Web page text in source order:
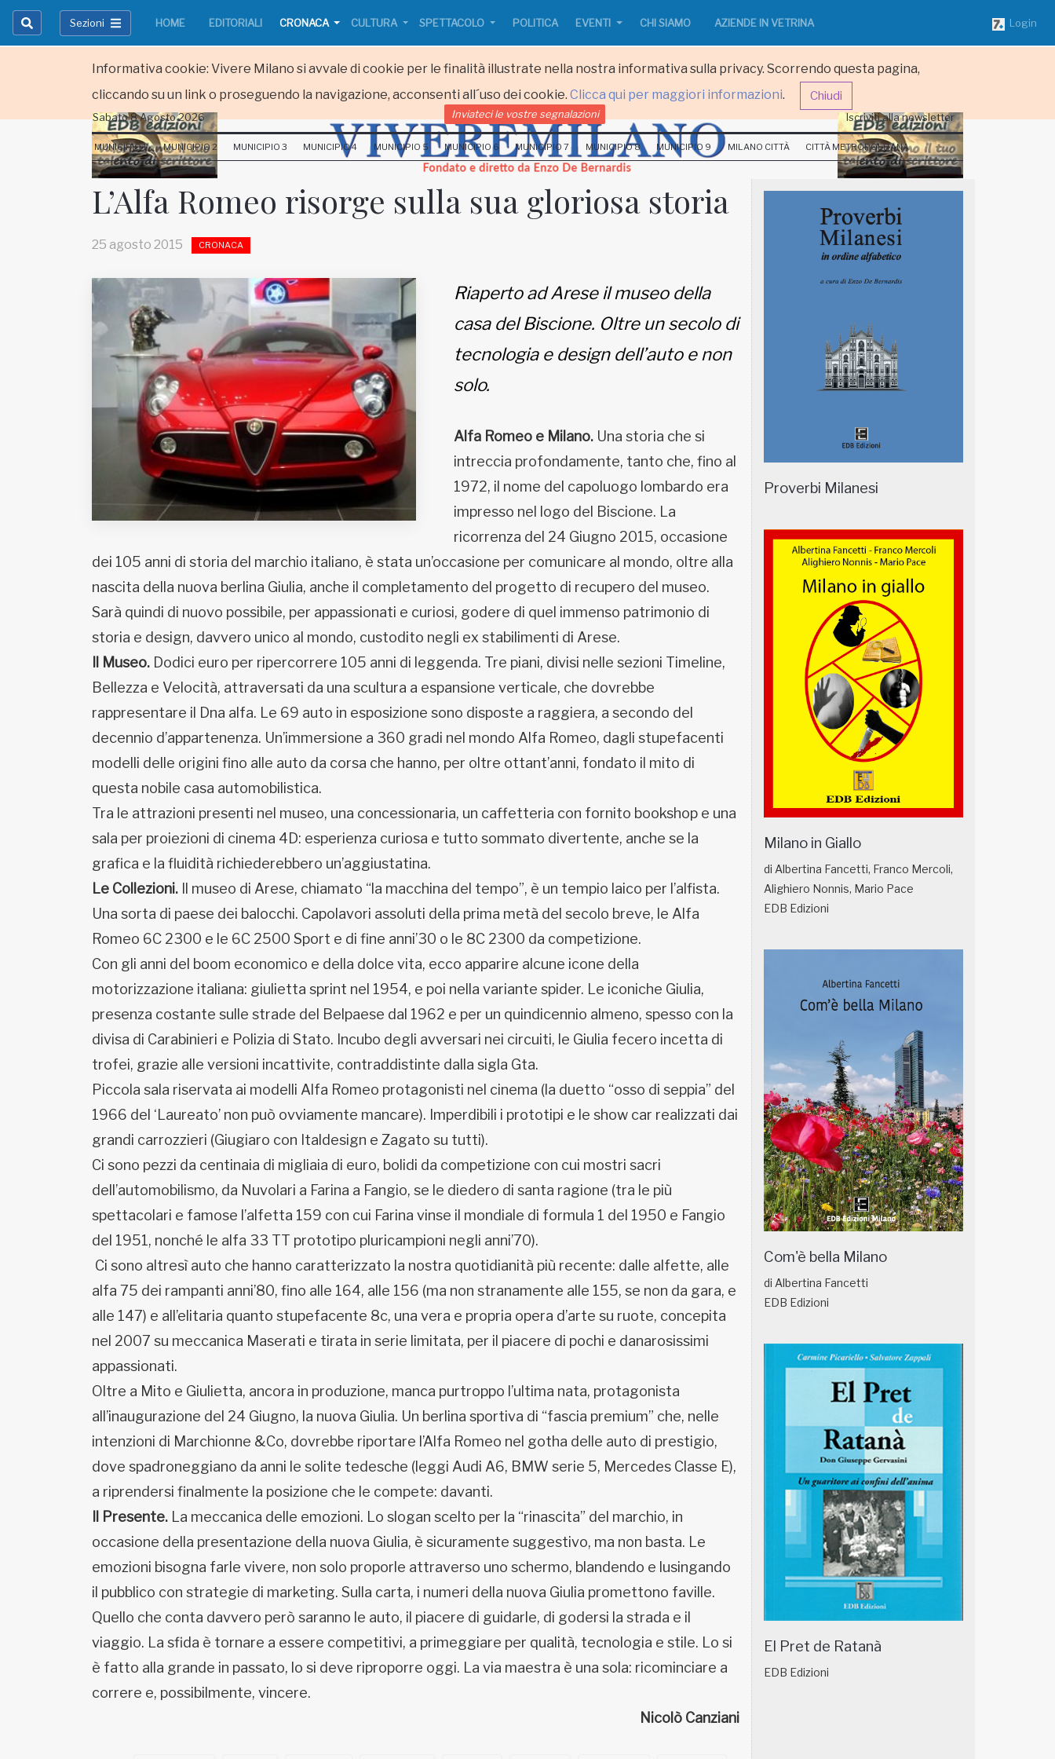
Informativa cookie: Vivere Milano si avvale di cookie per le finalità illustrate nella nostra informativa sulla privacy. Scorrendo questa pagina,
cliccando su un link o proseguendo la navigazione, acconsenti all´uso dei cookie. Clicca qui per maggiori informazioni. Chiudi
Sezioni HOME EDITORIALI CRONACA CULTURA SPETTACOLO POLITICA EVENTI CHI SIAMO AZIENDE IN VETRINA Login
Inviateci le vostre segnalazioni
Iscriviti alla newsletter
www.viveremilano.info
Fondato e diretto da Enzo De
EDB edizioni - Via Brivio angolo C.
Imbonati, 89 20159 Milano (Italia)
Informativa sulla privacy
Sabato 8 Agosto 2026 Inviateci le vostre segnalazioni Iscriviti alla newsletter
MUNICIPIO 1 MUNICIPIO 2 MUNICIPIO 3 MUNICIPIO 4 MUNICIPIO 5 MUNICIPIO 6 MUNICIPIO 7 MUNICIPIO 8 MUNICIPIO 9 MILANO CITTÀ CITTÀ METROPOLITANA
L’Alfa Romeo risorge sulla sua gloriosa storia
25 agosto 2015 CRONACA
Riaperto ad Arese il museo della
casa del Biscione. Oltre un secolo di
tecnologia e design dell’auto e non
solo.
Alfa Romeo e Milano.Una storia che si
intreccia profondamente, tanto che, fino al
1972, il nome del capoluogo lombardo era
impresso nel logo del Biscione. La
ricorrenza del 24 Giugno 2015, occasione
dei 105 anni di storia del marchio italiano, è stata un’occasione per comunicare al mondo, oltre alla
nascita della nuova berlina Giulia, anche il completamento del progetto di recupero del museo.
Sarà quindi di nuovo possibile, per appassionati e curiosi, godere di quel immenso patrimonio di
storia e design, davvero unico al mondo, custodito negli ex stabilimenti di Arese.
Il Museo. Dodici euro per ripercorrere 105 anni di leggenda. Tre piani, divisi nelle sezioni Timeline,
Bellezza e Velocità, attraversati da una scultura a espansione verticale, che dovrebbe
rappresentare il Dna alfa. Le 69 auto in esposizione sono disposte a raggiera, a secondo del
decennio d’appartenenza. Un’immersione a 360 gradi nel mondo Alfa Romeo, dagli stupefacenti
modelli delle origini fino alle auto da corsa che hanno, per oltre ottant’anni, fondato il mito di
questa nobile casa automobilistica.
Tra le attrazioni presenti nel museo, una concessionaria, un caffetteria con fornito bookshop e una
sala per proiezioni di cinema 4D: esperienza curiosa e tutto sommato divertente, anche se la
grafica e la fluidità richiederebbero un’aggiustatina.
Le Collezioni. Il museo di Arese, chiamato “la macchina del tempo”, è un tempio laico per l’alfista.
Una sorta di paese dei balocchi. Capolavori assoluti della prima metà del secolo breve, le Alfa
Romeo 6C 2300 e le 6C 2500 Sport e di fine anni’30 o le 8C 2300 da competizione.
Con gli anni del boom economico e della dolce vita, ecco apparire alcune icone della
motorizzazione italiana: giulietta sprint nel 1954, e poi nella variante spider. Le iconiche Giulia,
presenza costante sulle strade del Belpaese dal 1962 e per un quindicennio almeno, spesso con la
divisa di Carabinieri e Polizia di Stato. Incubo degli avversari nei circuiti, le Giulia fecero incetta di
trofei, grazie alle versioni incattivite, contraddistinte dalla sigla Gta.
Piccola sala riservata ai modelli Alfa Romeo protagonisti nel cinema (la duetto “osso di seppia” del
1966 del ‘Laureato’ non può ovviamente mancare). Imperdibili i prototipi e le show car realizzati dai
grandi carrozzieri (Giugiaro con Italdesign e Zagato su tutti).
Ci sono pezzi da centinaia di migliaia di euro, bolidi da competizione con cui mostri sacri
dell’automobilismo, da Nuvolari a Farina a Fangio, se le diedero di santa ragione (tra le più
spettacolari e famose l’alfetta 159 con cui Farina vinse il mondiale di formula 1 del 1950 e Fangio
del 1951, nonché le alfa 33 TT prototipo pluricampioni negli anni’70).
Ci sono altresì auto che hanno caratterizzato la nostra quotidianità più recente: dalle alfette, alle
alfa 75 dei rampanti anni’80, fino alle 164, alle 156 (ma non stranamente alle 155, se non da gara, e
alle 147) e all’elitaria quanto stupefacente 8c, una vera e propria opera d’arte su ruote, concepita
nel 2007 su meccanica Maserati e tirata in serie limitata, per il piacere di pochi e danarosissimi
appassionati.
Oltre a Mito e Giulietta, ancora in produzione, manca purtroppo l’ultima nata, protagonista
all’inaugurazione del 24 Giugno, la nuova Giulia. Un berlina sportiva di “fascia premium” che, nelle
intenzioni di Marchionne &Co, dovrebbe riportare l’Alfa Romeo nel gotha delle auto di prestigio,
dove spadroneggiano da anni le solite tedesche (leggi Audi A6, BMW serie 5, Mercedes Classe E),
a riprendersi finalmente la posizione che le compete: davanti.
Il Presente. La meccanica delle emozioni. Lo slogan scelto per la “rinascita” del marchio, in
occasione della presentazione della nuova Giulia, è sicuramente suggestivo, ma non basta. Le
emozioni bisogna farle vivere, non solo proporle attraverso uno schermo, blandendo e lusingando
il pubblico con strategie di marketing. Sulla carta, i numeri della nuova Giulia promettono faville.
Quello che conta davvero però saranno le auto, il piacere di guidarle, di godersi la strada e il
viaggio. La sfida è tornare a essere competitivi, a primeggiare per qualità, tecnologia e stile. Lo si
è fatto alla grande in passato, lo si deve riproporre oggi. La via maestra è una sola: ricominciare a
correre e, possibilmente, vincere.
Nicolò Canziani
Proverbi Milanesi
Milano in Giallo
di Albertina Fancetti, Franco Mercoli,
Alighiero Nonnis, Mario Pace
EDB Edizioni
Com'è bella Milano
di Albertina Fancetti
EDB Edizioni
El Pret de Ratanà
EDB Edizioni